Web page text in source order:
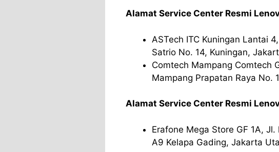
Alamat Service Center Resmi
ASTech ITC Kuningan Lantai
Satrio No. 14, Kuningan,
Comtech Mampang Comtech
Mampang Prapatan Raya No.
Alamat Service Center Resmi
Erafone Mega Store GF 1A,
A9 Kelapa Gading, Jakarta